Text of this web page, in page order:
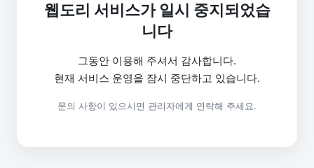
웹도리 서비스가 일시 중지되었습
니다
그동안 이용해 주셔서 감사합니다.
현재 서비스 운영을 잠시 중단하고 있습니다.
문의 사항이 있으시면 관리자에게 연락해 주세요.